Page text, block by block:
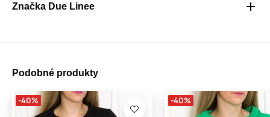
Značka Due Linee
Podobné produkty
-40% -40%